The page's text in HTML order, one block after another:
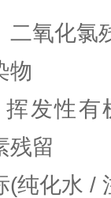
二氧化氯
物
发性
残留
(纯化水 /